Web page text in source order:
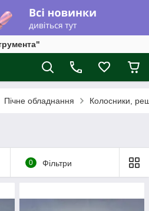
Пічне обладнання Колосники,
0 Фільтри